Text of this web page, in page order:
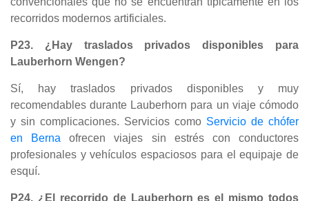
recorridos modernos artificiales.
P23. ¿Hay traslados privados disponibles para
Lauberhorn Wengen?
Sí, hay traslados privados disponibles y muy
recomendables durante Lauberhorn para un viaje cómodo
y sin complicaciones. Servicios como Servicio de chófer
en Berna ofrecen viajes sin estrés con conductores
profesionales y vehículos espaciosos para el equipaje de
esquí.
P24. ¿El recorrido de Lauberhorn es el mismo todos